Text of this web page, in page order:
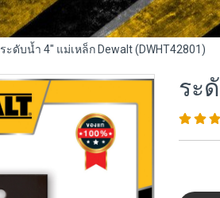
ระดับน้ำ 4" แม่เหล็ก Dewalt (DWHT42801)
ระ